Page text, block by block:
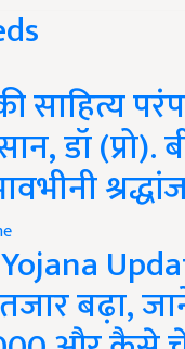
साहित्य
डॉ (प्रो).
बढ़ा,